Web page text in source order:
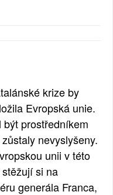
krize by
Evropská unie.
prostředníkem
nevyslyšeny.
unii v této
si na
generála Franca,